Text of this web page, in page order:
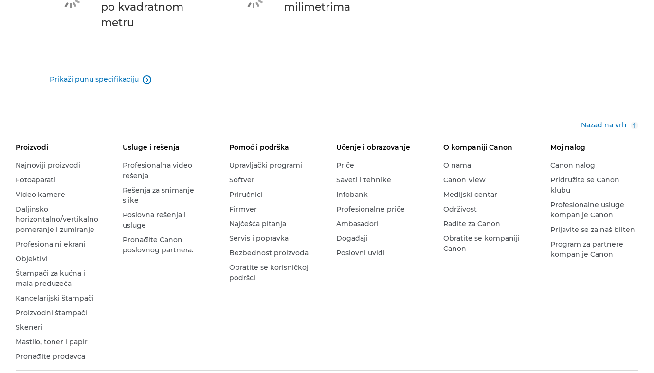
po kvadratnom
metru
milimetrima
Prikaži punu specifikaciju 
Nazad na vrh
Proizvodi
Najnoviji proizvodi
Fotoaparati
Video kamere
Daljinsko
horizontalno/vertikalno
pomeranje i zumiranje
Profesionalni ekrani
Objektivi
Štampači za kućna i
mala preduzeća
Kancelarijski štampači
Proizvodni štampači
Skeneri
Mastilo, toner i papir
Pronađite prodavca
Usluge i rešenja
Profesionalna video
rešenja
Rešenja za snimanje
slike
Poslovna rešenja i
usluge
Pronađite Canon
poslovnog partnera.
Pomoć i podrška
Upravljački programi
Softver
Priručnici
Firmver
Najčešća pitanja
Servis i popravka
Bezbednost proizvoda
Obratite se korisničkoj
podršci
Učenje i obrazovanje
Priče
Saveti i tehnike
Infobank
Profesionalne priče
Ambasadori
Događaji
Poslovni uvidi
O kompaniji Canon
O nama
Canon View
Medijski centar
Održivost
Radite za Canon
Obratite se kompaniji
Canon
Moj nalog
Canon nalog
Pridružite se Canon
klubu
Profesionalne usluge
kompanije Canon
Prijavite se za naš bilten
Program za partnere
kompanije Canon